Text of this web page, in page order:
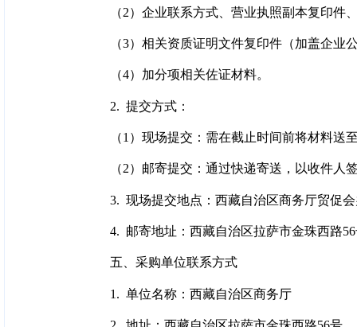
（2）企业联系方式、营业执照副本复印件
（3）相关资质证明文件复印件（加盖企业
（4）加分项相关佐证材料。
2. 提交方式：
（1）现场提交：需在截止时间前将材料送
（2）邮寄提交：通过快递寄送，以收件人
3. 现场提交地点：西藏自治区商务厅贸促
4. 邮寄地址：西藏自治区拉萨市金珠西路
五、采购单位联系方式
1. 单位名称：西藏自治区商务厅